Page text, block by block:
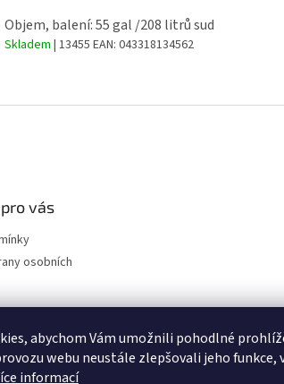
abychom Vám umožnili pohodlné
webu neustále zlepšovali jeho funkce,
informací
Objem, balení: 55 gal /208 litrů sud
Skladem | 13455 EAN: 043318134562
vás
osobních
ULTRAZVUKOVÉ ČISTIČKY